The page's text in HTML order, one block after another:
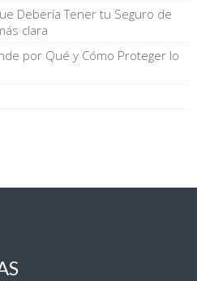
Debería Tener tu Seguro de
clara
por Qué y Cómo Proteger lo